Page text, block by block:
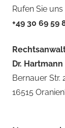
Rufen Sie uns
+49 30 69 59
Dr.
Bernauer Str.
16515